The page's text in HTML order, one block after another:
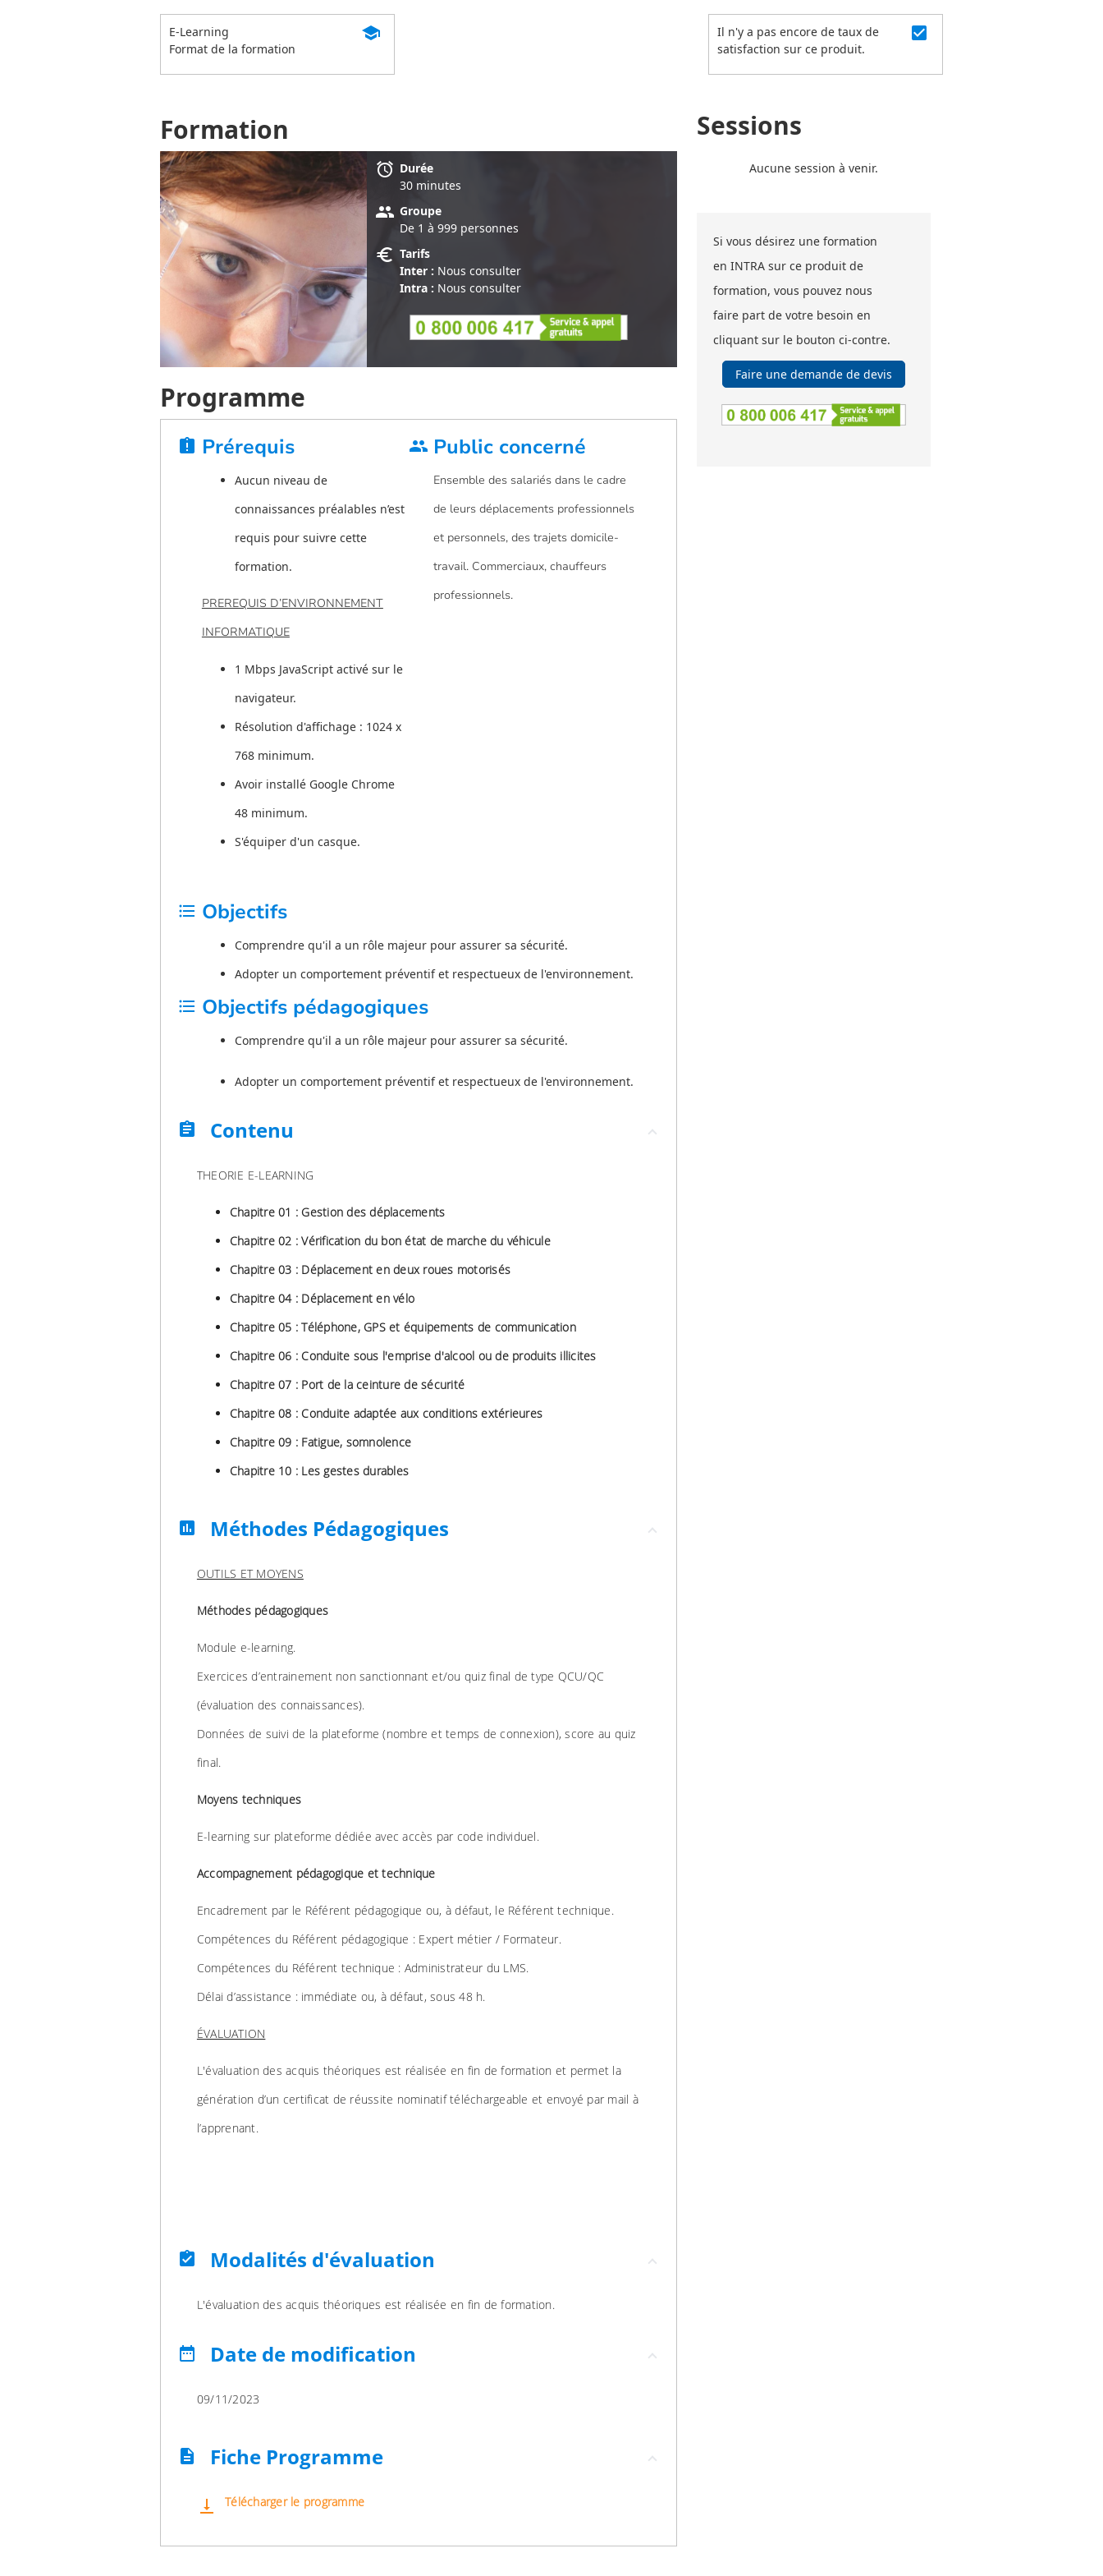
E-Learning
Format de la formation
school
Il n'y a pas encore de taux de
satisfaction sur ce produit.
check_box
Formation
alarm Durée
30 minutes
group Groupe
De 1 à 999 personnes
euro Tarifs
Inter : Nous consulter
Intra : Nous consulter
Programme
assignment_late Prérequis
Aucun niveau de
connaissances préalables n’est
requis pour suivre cette
formation.
PREREQUIS D’ENVIRONNEMENT
INFORMATIQUE
1 Mbps JavaScript activé sur le
navigateur.
Résolution d'affichage : 1024 x
768 minimum.
Avoir installé Google Chrome
48 minimum.
S'équiper d'un casque.
group Public concerné
Ensemble des salariés dans le cadre
de leurs déplacements professionnels
et personnels, des trajets domicile-
travail. Commerciaux, chauffeurs
professionnels.
format_list_bulleted Objectifs
Comprendre qu'il a un rôle majeur pour assurer sa sécurité.
Adopter un comportement préventif et respectueux de l'environnement.
format_list_bulleted Objectifs pédagogiques
Comprendre qu'il a un rôle majeur pour assurer sa sécurité.
Adopter un comportement préventif et respectueux de l'environnement.
assignment Contenu
THEORIE E-LEARNING
Chapitre 01 : Gestion des déplacements
Chapitre 02 : Vérification du bon état de marche du véhicule
Chapitre 03 : Déplacement en deux roues motorisés
Chapitre 04 : Déplacement en vélo
Chapitre 05 : Téléphone, GPS et équipements de communication
Chapitre 06 : Conduite sous l'emprise d'alcool ou de produits illicites
Chapitre 07 : Port de la ceinture de sécurité
Chapitre 08 : Conduite adaptée aux conditions extérieures
Chapitre 09 : Fatigue, somnolence
Chapitre 10 : Les gestes durables
assessment Méthodes Pédagogiques
OUTILS ET MOYENS
Méthodes pédagogiques
Module e-learning.
Exercices d’entrainement non sanctionnant et/ou quiz final de type QCU/QC
(évaluation des connaissances).
Données de suivi de la plateforme (nombre et temps de connexion), score au quiz
final.
Moyens techniques
E-learning sur plateforme dédiée avec accès par code individuel.
Accompagnement pédagogique et technique
Encadrement par le Référent pédagogique ou, à défaut, le Référent technique.
Compétences du Référent pédagogique : Expert métier / Formateur.
Compétences du Référent technique : Administrateur du LMS.
Délai d’assistance : immédiate ou, à défaut, sous 48 h.
ÉVALUATION
L'évaluation des acquis théoriques est réalisée en fin de formation et permet la
génération d’un certificat de réussite nominatif téléchargeable et envoyé par mail à
l’apprenant.
assignment_turned_in Modalités d'évaluation
L'évaluation des acquis théoriques est réalisée en fin de formation.
date_range Date de modification
09/11/2023
description Fiche Programme
vertical_align_bottom Télécharger le programme
Sessions
Aucune session à venir.
Si vous désirez une formation
en INTRA sur ce produit de
formation, vous pouvez nous
faire part de votre besoin en
cliquant sur le bouton ci-contre.
Faire une demande de devis